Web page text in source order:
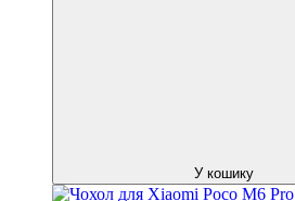
У кошику